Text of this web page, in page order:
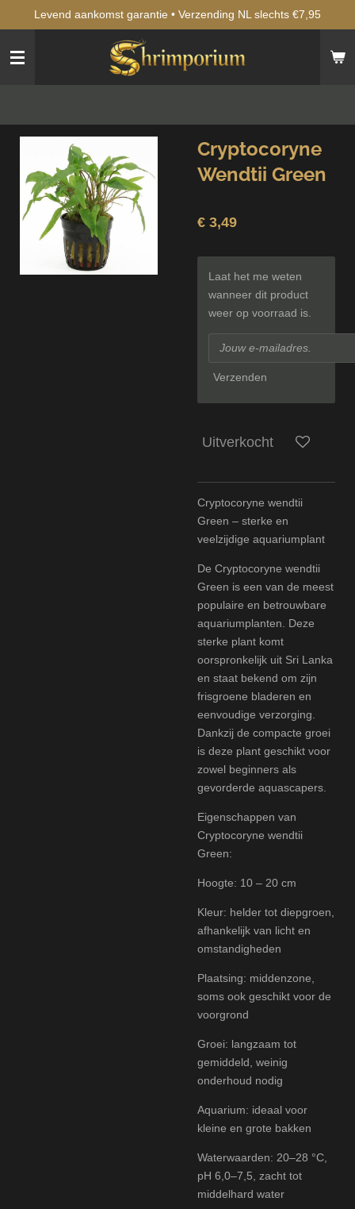
naar
hoofdinhoud
Levend aankomst garantie • Verzending NL slechts €7,95
Cryptocoryne
Wendtii Green
€ 3,49
Laat het me weten
wanneer dit product
weer op voorraad is.
Verzenden
Uitverkocht
Cryptocoryne wendtii
Green – sterke en
veelzijdige aquariumplant
De Cryptocoryne wendtii
Green is een van de meest
populaire en betrouwbare
aquariumplanten. Deze
sterke plant komt
oorspronkelijk uit Sri Lanka
en staat bekend om zijn
frisgroene bladeren en
eenvoudige verzorging.
Dankzij de compacte groei
is deze plant geschikt voor
zowel beginners als
gevorderde aquascapers.
Eigenschappen van
Cryptocoryne wendtii
Green:
Hoogte: 10 – 20 cm
Kleur: helder tot diepgroen,
afhankelijk van licht en
omstandigheden
Plaatsing: middenzone,
soms ook geschikt voor de
voorgrond
Groei: langzaam tot
gemiddeld, weinig
onderhoud nodig
Aquarium: ideaal voor
kleine en grote bakken
Waterwaarden: 20–28 °C,
pH 6,0–7,5, zacht tot
middelhard water